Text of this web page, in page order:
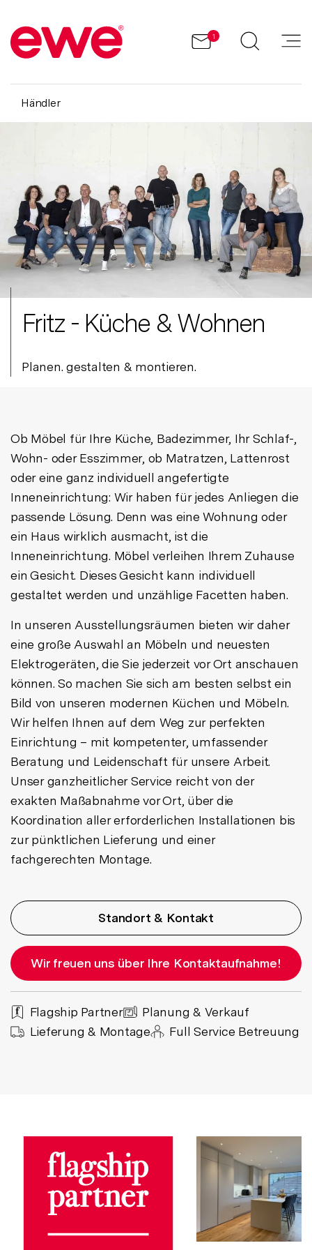
1
Händler
Fritz - Küche & Wohnen
Planen. gestalten & montieren.
Ob Möbel für Ihre Küche, Badezimmer, Ihr Schlaf-,
Wohn- oder Esszimmer, ob Matratzen, Lattenrost
oder eine ganz individuell angefertigte
Inneneinrichtung: Wir haben für jedes Anliegen die
passende Lösung. Denn was eine Wohnung oder
ein Haus wirklich ausmacht, ist die
Inneneinrichtung. Möbel verleihen Ihrem Zuhause
ein Gesicht. Dieses Gesicht kann individuell
gestaltet werden und unzählige Facetten haben.
In unseren Ausstellungsräumen bieten wir daher
eine große Auswahl an Möbeln und neuesten
Elektrogeräten, die Sie jederzeit vor Ort anschauen
können. So machen Sie sich am besten selbst ein
Bild von unseren modernen Küchen und Möbeln.
Wir helfen Ihnen auf dem Weg zur perfekten
Einrichtung – mit kompetenter, umfassender
Beratung und Leidenschaft für unsere Arbeit.
Unser ganzheitlicher Service reicht von der
exakten Maßabnahme vor Ort, über die
Koordination aller erforderlichen Installationen bis
zur pünktlichen Lieferung und einer
fachgerechten Montage.
Standort & Kontakt
Wir freuen uns über Ihre Kontaktaufnahme!
Flagship Partner
Planung & Verkauf
Lieferung & Montage
Full Service Betreuung